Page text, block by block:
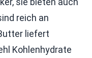
reich an
liefert
Kohlenhydrate